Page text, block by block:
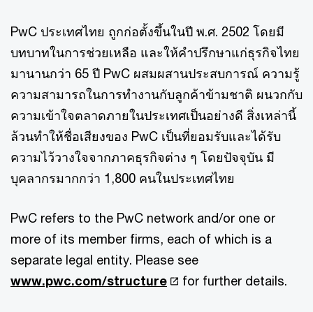
PwC ประเทศไทย ถูกก่อตั้งขึ้นในปี พ.ศ. 2502 โดยมี
บทบาทในการช่วยเหลือ และให้คำปรึกษาแก่ธุรกิจไทย
มานานกว่า 65 ปี PwC ผสมผสานประสบการณ์ ความรู้
ความสามารถในการทำงานกับลูกค้าข้ามชาติ ผนวกกับ
ความเข้าใจตลาดภายในประเทศเป็นอย่างดี สิ่งเหล่านี้
ล้วนทำให้ชื่อเสียงของ PwC เป็นที่ยอมรับและได้รับ
ความไว้วางใจจากภาคธุรกิจต่าง ๆ โดยปัจจุบัน มี
บุคลากรมากกว่า 1,800 คนในประเทศไทย
PwC refers to the PwC network and/or one or
more of its member firms, each of which is a
separate legal entity. Please see
www.pwc.com/structure
for further details.